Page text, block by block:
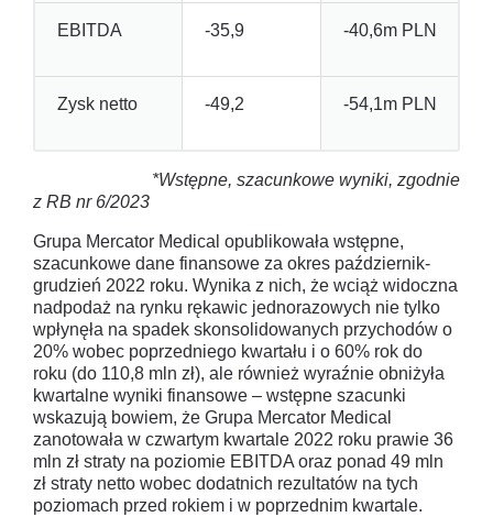
EBITDA -35,9 -40,6m PLN
Zysk netto -49,2 -54,1m PLN
*Wstępne, szacunkowe wyniki, zgodnie
z RB nr 6/2023
Grupa Mercator Medical opublikowała wstępne,
szacunkowe dane finansowe za okres październik-
grudzień 2022 roku. Wynika z nich, że wciąż widoczna
nadpodaż na rynku rękawic jednorazowych nie tylko
wpłynęła na spadek skonsolidowanych przychodów o
20% wobec poprzedniego kwartału i o 60% rok do
roku (do 110,8 mln zł), ale również wyraźnie obniżyła
kwartalne wyniki finansowe – wstępne szacunki
wskazują bowiem, że Grupa Mercator Medical
zanotowała w czwartym kwartale 2022 roku prawie 36
mln zł straty na poziomie EBITDA oraz ponad 49 mln
zł straty netto wobec dodatnich rezultatów na tych
poziomach przed rokiem i w poprzednim kwartale.